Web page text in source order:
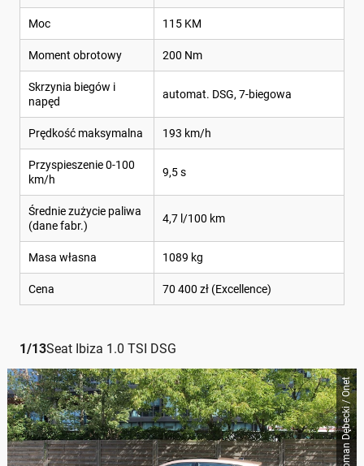
Moc 115 KM
Moment obrotowy 200 Nm
Skrzynia biegów i
napęd
automat. DSG, 7-biegowa
Prędkość maksymalna 193 km/h
Przyspieszenie 0-100
km/h
9,5 s
Średnie zużycie paliwa
(dane fabr.)
4,7 l/100 km
Masa własna 1089 kg
Cena 70 400 zł (Excellence)
1/13Seat Ibiza 1.0 TSI DSG
Roman Dębecki / Onet